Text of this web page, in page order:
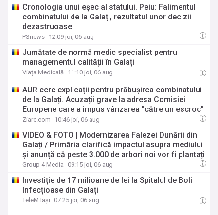
Cronologia unui eșec al statului. Peiu: Falimentul
combinatului de la Galați, rezultatul unor decizii
dezastruoase
PSnews 12:09 joi, 06 aug
Jumătate de normă medic specialist pentru
managementul calității în Galați
Viața Medicală 11:10 joi, 06 aug
AUR cere explicații pentru prăbușirea combinatului
de la Galați. Acuzații grave la adresa Comisiei
Europene care a impus vânzarea "către un escroc"
Ziare.com 10:46 joi, 06 aug
VIDEO & FOTO | Modernizarea Falezei Dunării din
Galați / Primăria clarifică impactul asupra mediului
și anunță că peste 3.000 de arbori noi vor fi plantați
Group 4 Media 09:15 joi, 06 aug
Investiție de 17 milioane de lei la Spitalul de Boli
Infecțioase din Galați
TeleM Iași 07:25 joi, 06 aug